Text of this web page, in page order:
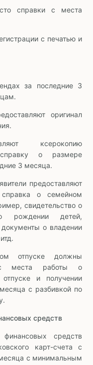
справки с места
с печатью и
за последние 3
оригинал
ксерокопию
о размере
3 месяца.
предоставляют
о семейном
свидетельство о
рождении детей,
о владении
отпуске должны
с места работы о
и получении
с разбивкой по
средств
средств
карт-счета с
с минимальным